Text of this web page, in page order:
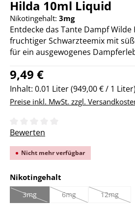
Hilda 10ml Liquid
Nikotingehalt: 3mg
Entdecke das Tante Dampf Wilde
fruchtiger Schwarzteemix mit
für ein ausgewogenes
Regulärer Preis:
9,49 €
Inhalt: 0.01 Liter(949,00 € / 1 Liter)
Preise inkl. MwSt. zzgl.
Durchschnittliche Bewertung von
Bewerten
Nicht mehr verfügbar
Nikotingehalt
3mg
(Diese Option ist zurzeit nicht
6mg
(Diese Option ist
12mg
(Diese